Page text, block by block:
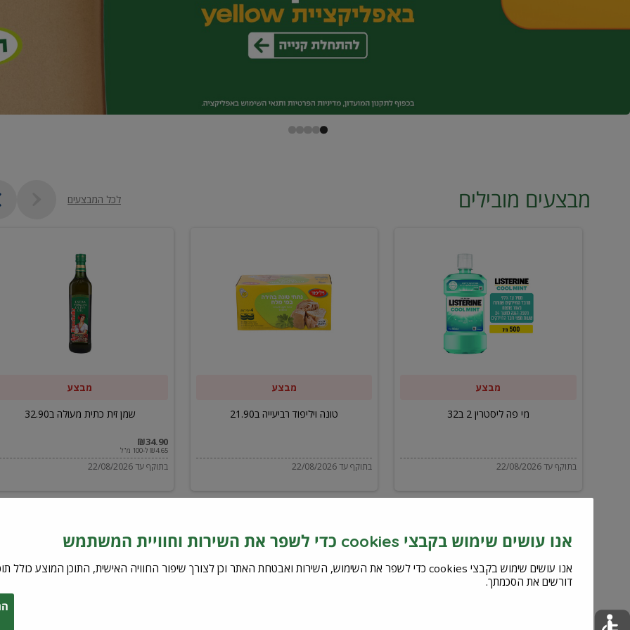
מבצעים מובילים לכל המבצעים
ליסטרין
מבצע
מי פה ליסטרין 2 ב32
בתוקף עד 22/08/2026
ויליפוד
רביעייה
מבצע
טונה ויליפוד רביעייה ב21.90
בתוקף עד 22/08/2026
מבצע
שמן זית כתית מעולה ב32.90
₪34.90
₪4.65 ל-100 מ"ל
בתוקף עד 22/08/2026
אנו עושים שימוש בקבצי cookies כדי לשפר את השירות וחוויית המשתמש
דורשים את הסכמתך.